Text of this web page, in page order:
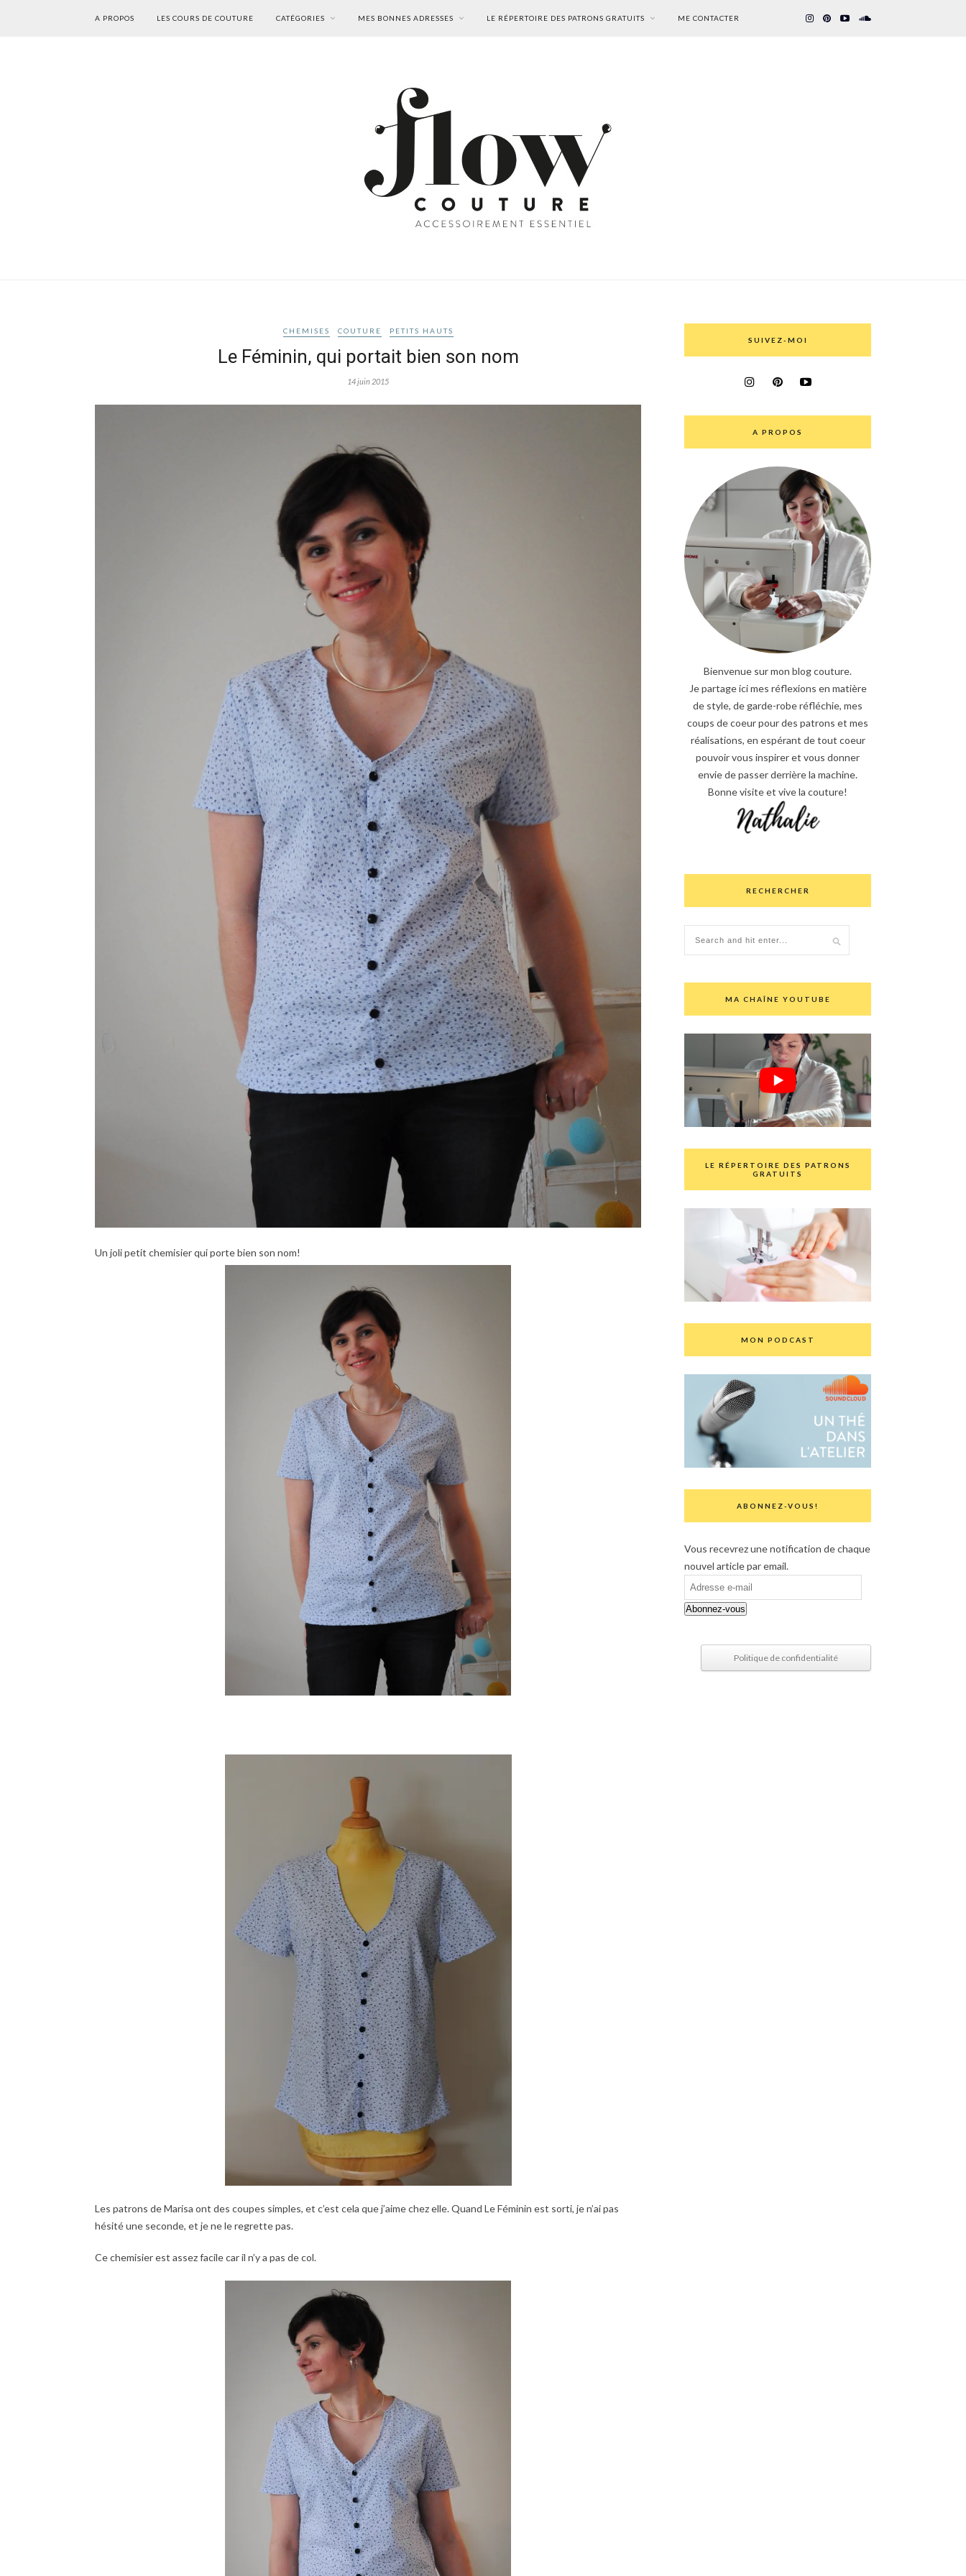
A PROPOS LES COURS DE COUTURE CATÉGORIES MES BONNES ADRESSES LE RÉPERTOIRE DES PATRONS GRATUITS ME CONTACTER
CHEMISES COUTURE PETITS HAUTS
Le Féminin, qui portait bien son nom
14 juin 2015
Un joli petit chemisier qui porte bien son nom!
Les patrons de Marisa ont des coupes simples, et c’est cela que j’aime chez elle. Quand Le Féminin est sorti, je n’ai pas
hésité une seconde, et je ne le regrette pas.
Ce chemisier est assez facile car il n’y a pas de col.
SUIVEZ-MOI
A PROPOS
Bienvenue sur mon blog couture.
Je partage ici mes réflexions en matière
de style, de garde-robe réfléchie, mes
coups de coeur pour des patrons et mes
réalisations, en espérant de tout coeur
pouvoir vous inspirer et vous donner
envie de passer derrière la machine.
Bonne visite et vive la couture!
RECHERCHER
MA CHAÎNE YOUTUBE
LE RÉPERTOIRE DES PATRONS
GRATUITS
MON PODCAST
ABONNEZ-VOUS!
Vous recevrez une notification de chaque
nouvel article par email.
Adresse
e-
mail
Abonnez-vous
Politique de confidentialité